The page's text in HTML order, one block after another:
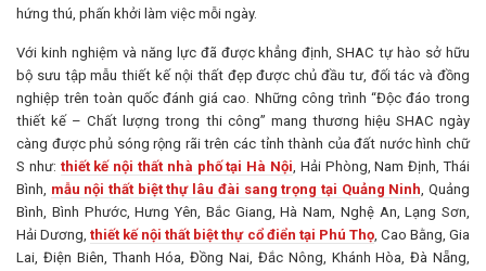
hứng thú, phấn khởi làm việc mỗi ngày.
Với kinh nghiệm và năng lực đã được khẳng định, SHAC tự hào sở hữu
bộ sưu tập mẫu thiết kế nội thất đẹp được chủ đầu tư, đối tác và đồng
nghiệp trên toàn quốc đánh giá cao. Những công trình “Độc đáo trong
thiết kế – Chất lượng trong thi công” mang thương hiệu SHAC ngày
càng được phủ sóng rộng rãi trên các tỉnh thành của đất nước hình chữ
S như: thiết kế nội thất nhà phố tại Hà Nội, Hải Phòng, Nam Định, Thái
Bình, mẫu nội thất biệt thự lâu đài sang trọng tại Quảng Ninh, Quảng
Bình, Bình Phước, Hưng Yên, Bắc Giang, Hà Nam, Nghệ An, Lạng Sơn,
Hải Dương,thiết kế nội thất biệt thự cổ điển tại Phú Thọ, Cao Bằng, Gia
Lai, Điện Biên, Thanh Hóa, Đồng Nai, Đắc Nông, Khánh Hòa, Đà Nẵng,